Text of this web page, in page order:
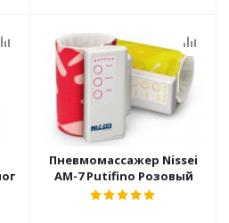
Пневмомассажер Nissei
AM-7 Putifino Розовый